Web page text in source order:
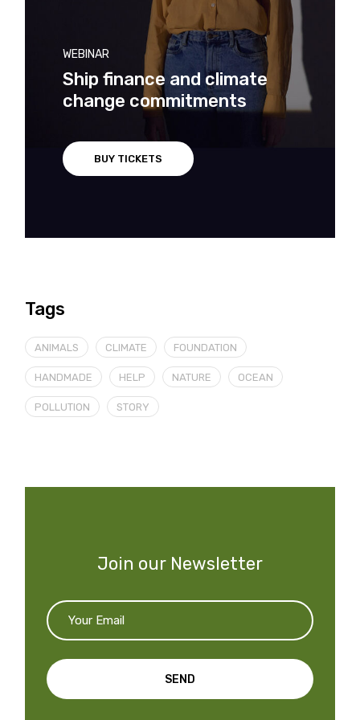
WEBINAR
Ship finance and climate
change commitments
BUY TICKETS
Tags
ANIMALS CLIMATE FOUNDATION
HANDMADE HELP NATURE OCEAN
POLLUTION STORY
Join our Newsletter
SEND